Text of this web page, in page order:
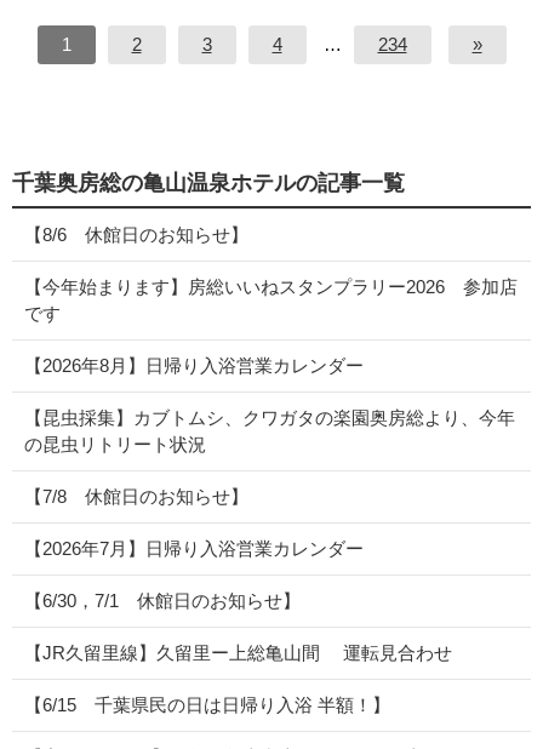
1 2 3 4 … 234 »
千葉奥房総の亀山温泉ホテルの記事一覧
【8/6 休館日のお知らせ】
【今年始まります】房総いいねスタンプラリー2026 参加店
です
【2026年8月】日帰り入浴営業カレンダー
【昆虫採集】カブトムシ、クワガタの楽園奥房総より、今年
の昆虫リトリート状況
【7/8 休館日のお知らせ】
【2026年7月】日帰り入浴営業カレンダー
【6/30，7/1 休館日のお知らせ】
【JR久留里線】久留里ー上総亀山間 運転見合わせ
【6/15 千葉県民の日は日帰り入浴 半額！】